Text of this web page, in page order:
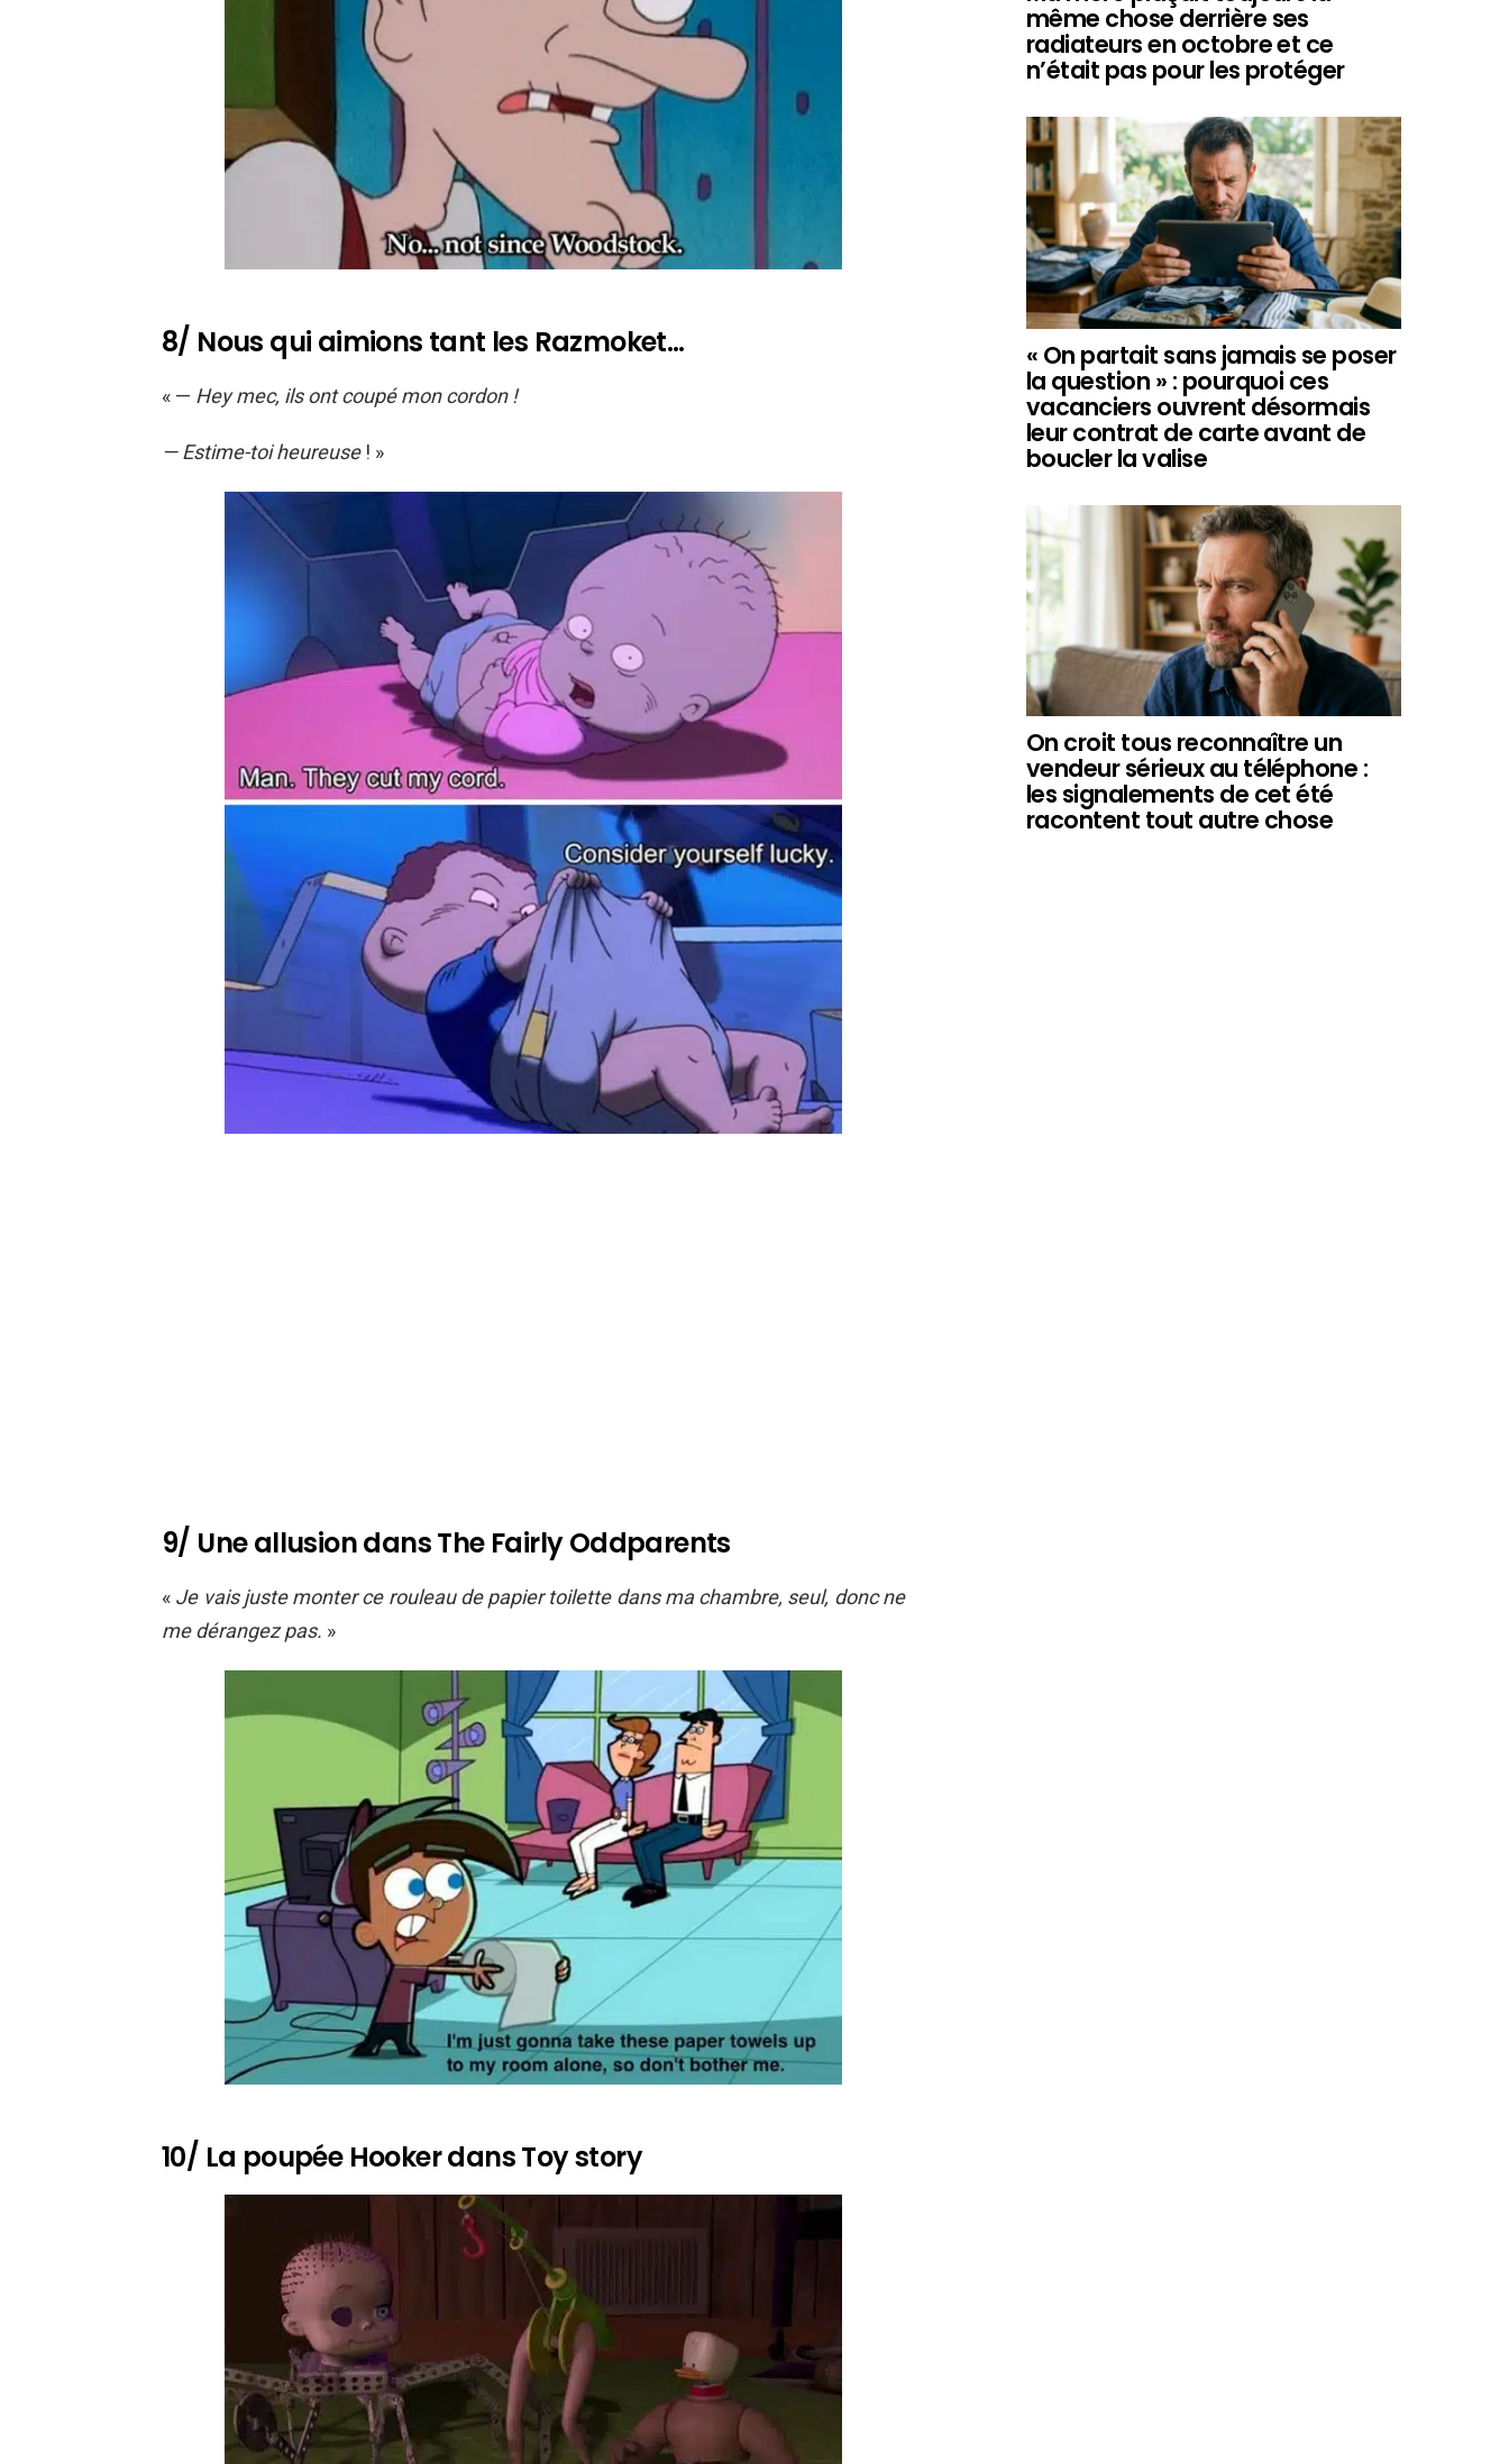
8/ Nous qui aimions tant les Razmoket…
« — Hey mec, ils ont coupé mon cordon !
— Estime-toi heureuse! »
9/ Une allusion dans The Fairly Oddparents
« Je vais juste monter ce rouleau de papier toilette dans ma chambre, seul, donc ne
me dérangez pas. »
10/ La poupée Hooker dans Toy story
même chose derrière ses
radiateurs en octobre et ce
n’était pas pour les protéger
« On partait sans jamais se poser
la question » : pourquoi ces
vacanciers ouvrent désormais
leur contrat de carte avant de
boucler la valise
On croit tous reconnaître un
vendeur sérieux au téléphone :
les signalements de cet été
racontent tout autre chose